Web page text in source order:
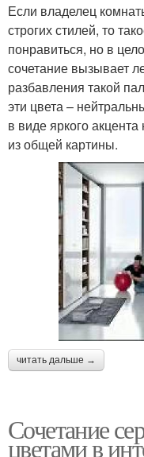
Если владелец
строгих стилей, то
понравиться, но в
сочетание вызывает
разбавления такой
эти цвета –
в виде яркого
из общей картины.
читать дальше →
Сочетание
цветами в